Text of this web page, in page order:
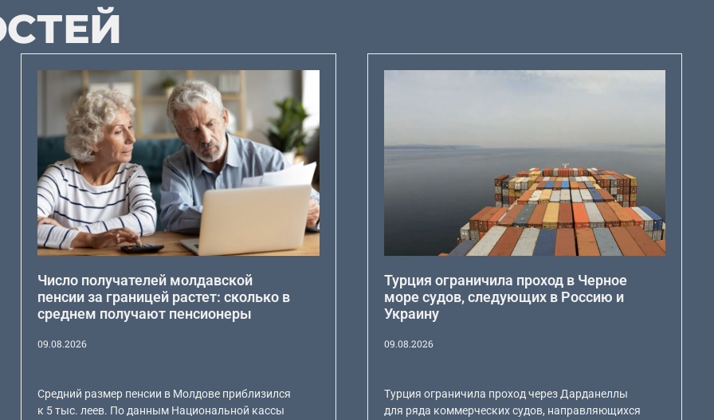
Число получателей молдавской
пенсии за границей растет: сколько в
среднем получают пенсионеры
09.08.2026
Средний размер пенсии в Молдове приблизился
к 5 тыс. леев. По данным Национальной кассы
Турция ограничила проход в Черное
море судов, следующих в Россию и
Украину
09.08.2026
Турция ограничила проход через Дарданеллы
для ряда коммерческих судов, направляющихся